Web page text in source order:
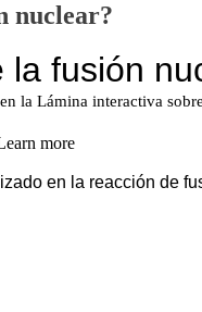
nuclear?